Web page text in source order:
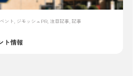
ント, ジモッシュPR, 注目記事, 記事
ト情報